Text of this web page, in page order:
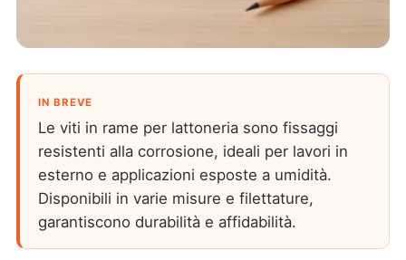
IN BREVE
Le viti in rame per lattoneria sono fissaggi
resistenti alla corrosione, ideali per lavori in
esterno e applicazioni esposte a umidità.
Disponibili in varie misure e filettature,
garantiscono durabilità e affidabilità.